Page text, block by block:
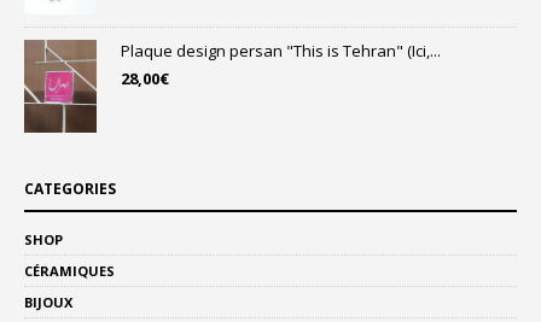
Plaque design persan "This is Tehran" (Ici,...
28,00€
CATEGORIES
SHOP
CÉRAMIQUES
BIJOUX